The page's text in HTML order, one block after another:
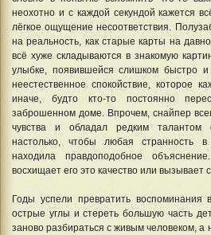
неохотно и с каждой секундой кажется
лёгкое ощущение несоответствия.
на реальность, как старые карты на
всё хуже складываются в знакомую
улыбке, появившейся слишком быстро
неестественное спокойствие, которое
иначе, будто кто-то постоянно
заброшенном доме. Впрочем, снайпер
чувства и обладал редким талантом
настолько, чтобы любая странность
находила правдоподобное
восхищает его это качество или вызывает
Годы успели превратить воспоминания
острые углы и стереть большую часть
заново разбираться с живым человеком, а